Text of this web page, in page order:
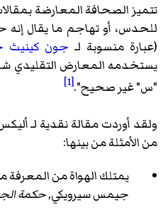
تتميز الصحافة المعارضة
للحدس، أو تهاجم ما يقال
(عبارة منسوبة لـ جون كينيث
يستخدمه المعارض التقليدي
"س" غير صحيح".[1]
ولقد أوردت مقالة نقدية لـ
من الأمثلة من بينها:
يمتلك الهواة من المعرفة
جيمس سيرويكي,حكمة